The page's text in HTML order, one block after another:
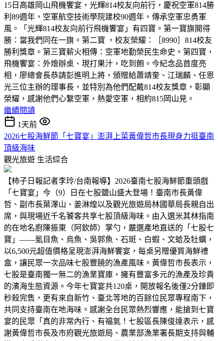
15日高雄岡山飛機饗宴，光輝814校友向前行，慶祝空軍814勝
利89週年，空軍航空技術學院建校90週年，傳承空軍忠勇軍
風。「光輝814校友向前行飛機饗宴」有四寶。第一寶旗開得
勝：當我們同在一旗。第二寶 ，校友榮耀：［8990］814校友
勝利獎章。第三寶薪火相傳：空軍地勤榮民生命史。第四寶，
飛機饗宴：外燴辦桌、現打果汁，吃到飽。今紀念品首度亮
相，廖總會長恭請彭進明上將，頒贈給蕭靖奎、江瑞麟、任恩
光三位主辦的理事長，並特別為他們配戴814校友獎章，彰顯
榮耀，感謝他們心繫空軍，熱愛空軍，相約815岡山見。
繼續閱讀
1天前
2026七股海鮮節「七寶宴」澎湃上菜黃偉哲市長現身力挺臺南
頂級海味
觀光旅遊 生活綜合
【柿子日報記者李玲/台南報導】2026臺南七股海鮮節重頭戲
「七寶宴」今（9）日在七股鹽山盛大登場！臺南市長黃偉
哲、副市長葉澤山、姜淋煌以及觀光旅遊局林國華局長親自出
席，與現場近千名饕客共享七股頂級海味。由入選米其林指南
的在地名廚陳振東（阿欽師）掌勺，嚴選產地直送的「七股七
寶」——虱目魚、烏魚、吳郭魚、石斑、白蝦、文蛤及牡蠣，
以6,500元超值價格呈現澎湃海鮮饗宴，每桌另贈優質海鮮禮
盒，讓民眾一次品味七股豐饒的漁產風味。黃偉哲市長表示，
七股是臺南獨一無二的漁業寶庫，擁有豐富多元的漁產及珍貴
的濱海生態資源。今年七寶宴共120桌，開放報名後僅2分鐘即
秒殺完售，更有來自新竹、臺北等地的百餘位民眾專程南下，
共同支持臺南在地海味。感謝全台民眾熱烈響應，能搶到七寶
宴的民眾「真的非常內行、有福氣！七股區長陳俊達表示，感
謝黃偉哲市長及市府觀光旅遊局、農業部漁業署長期支持與輔